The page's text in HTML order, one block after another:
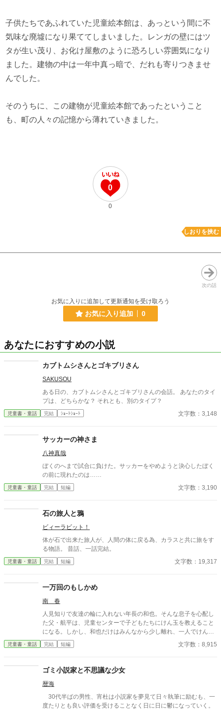
子供たちであふれていた児童絵本館は、あっという間に不
気味な廃墟になり果ててしまいました。レンガの壁にはツ
タが生い茂り、お化け屋敷のように恐ろしい雰囲気になり
ました。建物の中は一年中真っ暗で、だれも寄りつきませ
んでした。
そのうちに、この建物が児童絵本館であったということ
も、町の人々の記憶から薄れていきました。
0
0
しおりを挟む
次の話
お気に入りに追加して更新通知を受け取ろう
お気に入り追加 0
あなたにおすすめの小説
カブトムシさんとゴキブリさん
SAKUSOU
ある日の、カブトムシさんとゴキブリさんの会話。 あなたのタイ
プは、どちらかな？ それとも、別のタイプ？
児童書・童話 完結 ｼｮｰﾄｼｮｰﾄ 文字数：3,148
サッカーの神さま
八神真哉
ぼくのへまで試合に負けた。サッカーをやめようと決心したぼく
の前に現れたのは……
児童書・童話 完結 短編 文字数：3,190
石の旅人と鴉
ビィーラビット！
体が石で出来た旅人が、人間の体に戻る為、カラスと共に旅をす
る物語。 昔話、一話完結。
児童書・童話 完結 短編 文字数：19,317
一万回のもしかめ
南 春
人見知りで友達の輪に入れない年長の和也。そんな息子を心配し
た父・航平は、児童センターで子どもたちにけん玉を教えること
になる。しかし、和也だけはみんなから少し離れ、一人でけん玉
を振り続けていた。かつて自分も孤独の中でけん玉に向き合って
いた航平は、和也の姿に幼い日の自分を重ねる。親子で始めた一
児童書・童話 完結 短編 文字数：8,915
ゴミ小説家と不思議な少女
暦海
30代半ばの男性、宵杜は小説家を夢見て日々執筆に励むも、一
度たりとも良い評価を受けることなく日に日に鬱になっていく。